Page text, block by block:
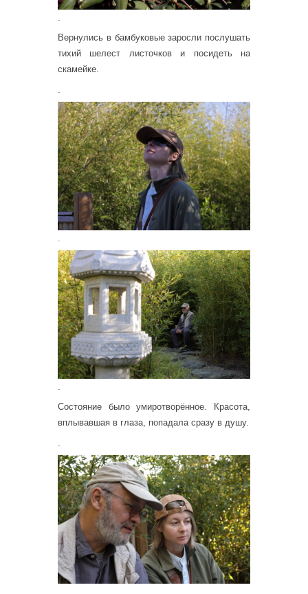
Вернулись в бамбуковые заросли послушать
тихий шелест листочков и посидеть на
скамейке.
Состояние было умиротворённое. Красота,
вплывавшая в глаза, попадала сразу в душу.